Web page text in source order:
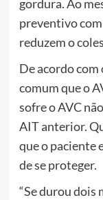
gordura. Ao
preventivo com
reduzem o
De acordo com
comum que o
sofre o AVC
AIT anterior.
que o paciente
de se proteger.
“Se durou dois